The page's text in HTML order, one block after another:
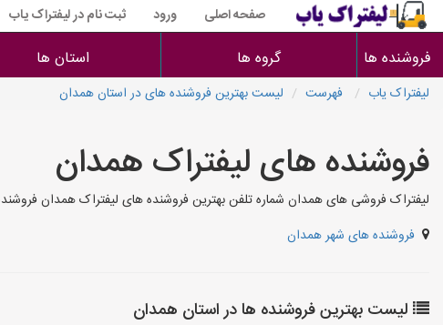
صفحه اصلی ورود ثبت نام در لیفتراک یاب
فروشنده ها گروه ها استان ها
لیفتراک یاب فهرست لیست بهترین فروشنده های در استان همدان
فروشنده های لیفتراک همدان
لیفتراک فروشی های همدان شماره تلفن بهترین فروشنده های لیفتراک همدان
فروشنده های شهر همدان
لیست بهترین فروشنده ها در استان همدان